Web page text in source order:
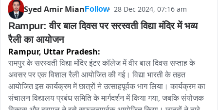
Syed Amir Mian Follow 28 Dec 2024, 07:16 am
Rampur: वीर बाल दिवस पर सरस्वती विद्या मंदिर में भव्य
रैली का आयोजन
Rampur, Uttar Pradesh:
रामपुर के सरस्वती विद्या मंदिर इंटर कॉलेज में वीर बाल दिवस सप्ताह के
अवसर पर एक विशाल रैली आयोजित की गई। विद्या भारती के तहत
आयोजित इस कार्यक्रम में छात्रों ने उत्साहपूर्वक भाग लिया। कार्यक्रम का
संचालन विद्यालय प्रबंध समिति के मार्गदर्शन में किया गया, जबकि संयोजक